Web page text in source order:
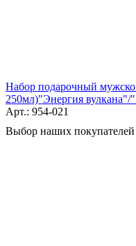
Набор подарочный
250мл)"Энергия
Арт.: 954-021
Выбор наших покупателей